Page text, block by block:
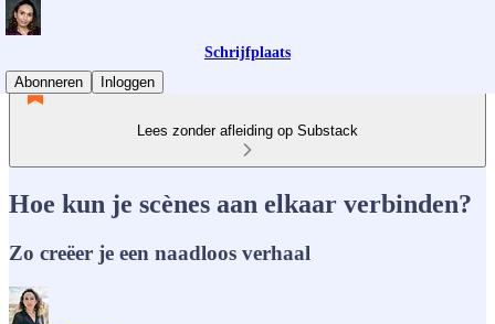
Schrijfplaats
Abonneren
Inloggen
Lees zonder afleiding op Substack
Hoe kun je scènes aan elkaar verbinden?
Zo creëer je een naadloos verhaal